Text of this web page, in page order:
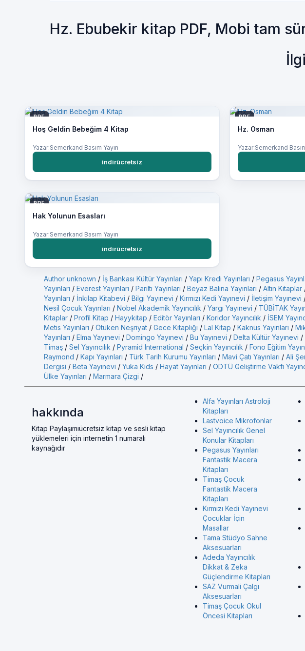
Hz. Ebubekir kitap PDF, Mobi tam
PDF
Hoş Geldin Bebeğim 4 Kitap
Yazar:Semerkand Basım Yayın
indirücretsiz
PDF
Hz. Osman
Yazar:Semerkand
PDF
Hak Yolunun Esasları
Yazar:Semerkand Basım Yayın
indirücretsiz
Author unknown / İş Bankası Kültür Yayınları / Yapı Kredi Yayınları / Pegasus
Yayınları / Everest Yayınları / Parıltı Yayınları / Beyaz Balina Yayınları / Altın Kitaplar
Yayınları / İnkılap Kitabevi / Bilgi Yayınevi / Kırmızı Kedi Yayınevi / İletişim Yayınevi
Nesil Çocuk Yayınları / Nobel Akademik Yayıncılık / Yargı Yayınevi / TÜBİTAK
Kitaplar / Profil Kitap / Hayykitap / Editör Yayınları / Koridor Yayıncılık / İSEM
Metis Yayınları / Ötüken Neşriyat / Gece Kitaplığı / Lal Kitap / Kaknüs Yayınları /
Yayınları / Elma Yayınevi / Domingo Yayınevi / Bu Yayınevi / Delta Kültür Yayınevi /
Timaş / Sel Yayıncılık / Pyramid International / Seçkin Yayıncılık / Fono Eğitim
Raymond / Kapı Yayınları / Türk Tarih Kurumu Yayınları / Mavi Çatı Yayınları / Ali
Dergisi / Beta Yayınevi / Yuka Kids / Hayat Yayınları / ODTÜ Geliştirme Vakfı
Ülke Yayınları / Marmara Çizgi /
hakkında
Kitap Paylaşımıücretsiz kitap ve sesli kitap
yüklemeleri için internetin 1 numaralı
kaynağıdır
Alfa Yayınları Astroloji
Kitapları
Lastvoice Mikrofonlar
Sel Yayıncılık Genel
Konular Kitapları
Pegasus Yayınları
Fantastik Macera
Kitapları
Timaş Çocuk
Fantastik Macera
Kitapları
Kırmızı Kedi Yayınevi
Çocuklar İçin
Masallar
Tama Stüdyo Sahne
Aksesuarları
Adeda Yayıncılık
Dikkat & Zeka
Güçlendirme Kitapları
SAZ Vurmali Çalgı
Aksesuarları
Timaş Çocuk Okul
Öncesi Kitapları